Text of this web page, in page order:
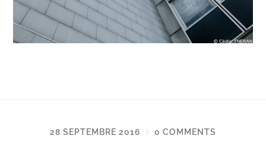
28 SEPTEMBRE 2016 / 0 COMMENTS